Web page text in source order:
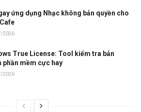
ứng dụng Nhạc không bản quyền cho
2026
True License: Tool kiểm tra bản
phần mềm cực hay
2026